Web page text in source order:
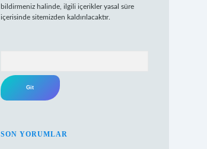
bildirmeniz halinde, ilgili içerikler yasal süre
içerisinde sitemizden kaldırılacaktır.
SON YORUMLAR